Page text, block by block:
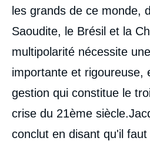
les grands de ce monde,
Saoudite, le Brésil et la
multipolarité nécessite
importante et rigoureuse,
gestion qui constitue le
crise du 21ème
conclut en disant qu'il
XXIème siècle »,
Ifri, 19 mai 2009.
Copier